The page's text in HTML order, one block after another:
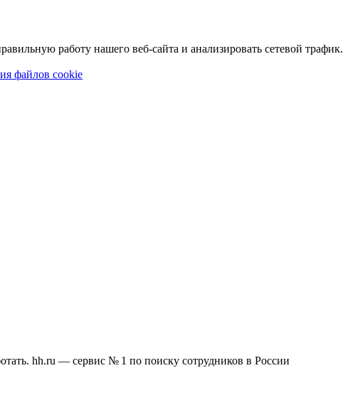
работу нашего веб-сайта и анализировать сетевой трафик.
файлов cookie
hh.ru — сервис № 1 по поиску сотрудников в России